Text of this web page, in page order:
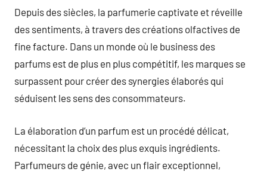
Depuis des siècles, la parfumerie captivate et réveille
des sentiments, à travers des créations olfactives de
fine facture. Dans un monde où le business des
parfums est de plus en plus compétitif, les marques se
surpassent pour créer des synergies élaborés qui
séduisent les sens des consommateurs.
La élaboration d’un parfum est un procédé délicat,
nécessitant la choix des plus exquis ingrédients.
Parfumeurs de génie, avec un flair exceptionnel,